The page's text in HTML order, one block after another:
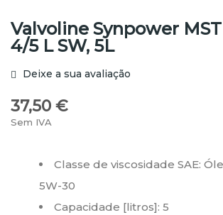
Valvoline Synpower
4/5 L SW, 5L
Deixe a sua avaliação
37,50 €
Sem IVA
Classe de viscosidade SAE:
5W-30
Capacidade [litros]: 5